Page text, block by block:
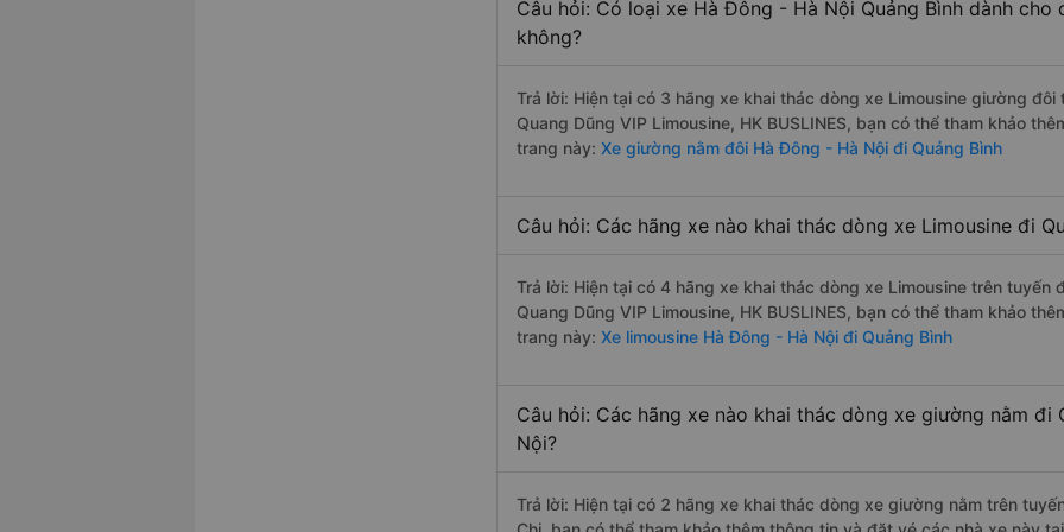
Câu hỏi: Có loại xe Hà Đông - Hà Nội Quảng Bình dành
không?
Trả lời: Hiện tại có 3 hãng xe khai thác dòng xe Limousine giường
Quang Dũng VIP Limousine, HK BUSLINES, bạn có thể tham khảo
trang này: Xe giường nằm đôi Hà Đông - Hà Nội đi Quảng Bình
Câu hỏi: Các hãng xe nào khai thác dòng xe Limousine đi
Trả lời: Hiện tại có 4 hãng xe khai thác dòng xe Limousine trên tuyến
Quang Dũng VIP Limousine, HK BUSLINES, bạn có thể tham khảo
trang này: Xe limousine Hà Đông - Hà Nội đi Quảng Bình
Câu hỏi: Các hãng xe nào khai thác dòng xe giường nằm đi
Nội?
Trả lời: Hiện tại có 2 hãng xe khai thác dòng xe giường nằm trên